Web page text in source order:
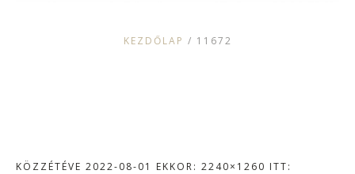
KEZDŐLAP / 11672
KÖZZÉTÉVE 2022-08-01
EKKOR: 2240×1260 ITT: